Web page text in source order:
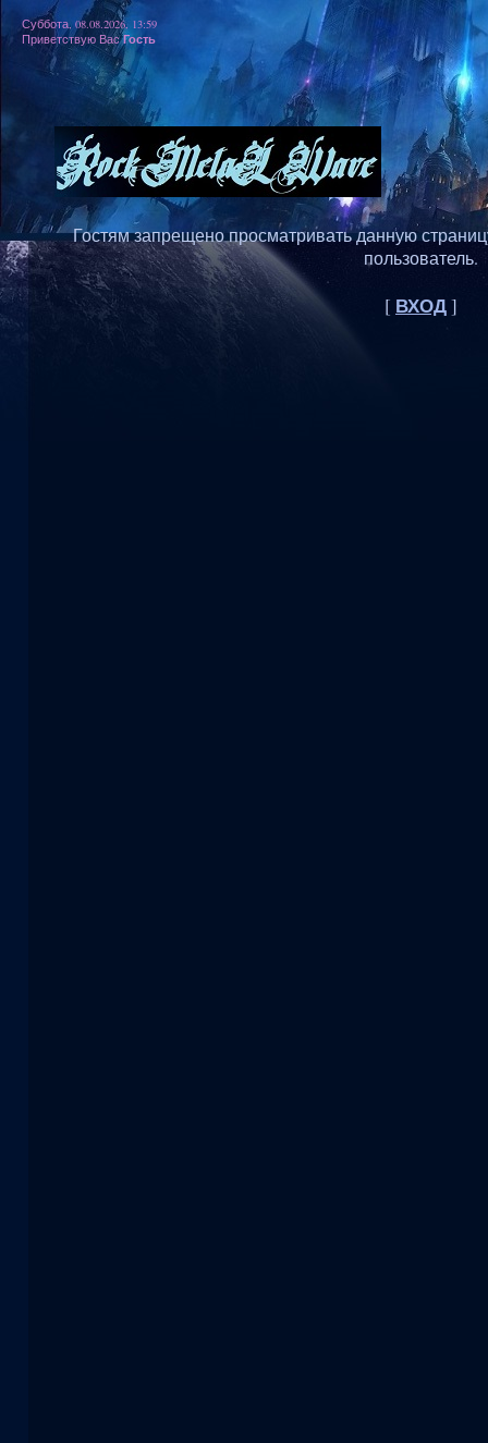
Суббота, 08.08.2026, 13:59
Приветствую Вас Гость
Гостям запрещено просматривать данную
пользователь.
[ ВХОД]